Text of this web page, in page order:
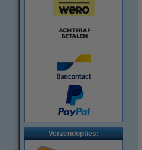
Verzendopties: